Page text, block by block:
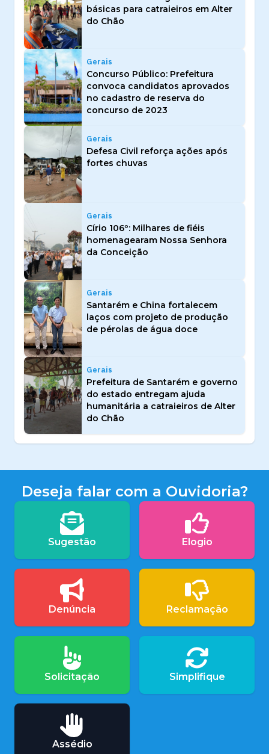
básicas para catraieiros em Alter
do Chão
Gerais
Concurso Público: Prefeitura
convoca candidatos aprovados
no cadastro de reserva do
concurso de 2023
Gerais
Defesa Civil reforça ações após
fortes chuvas
Gerais
Círio 106º: Milhares de fiéis
homenagearam Nossa Senhora
da Conceição
Gerais
Santarém e China fortalecem
laços com projeto de produção
de pérolas de água doce
Gerais
Prefeitura de Santarém e governo
do estado entregam ajuda
humanitária a catraieiros de Alter
do Chão
Deseja falar com a Ouvidoria?
Sugestão Elogio
Denúncia Reclamação
Solicitação Simplifique
Assédio